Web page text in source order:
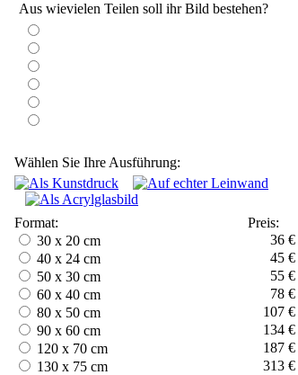
Aus wievielen Teilen soll ihr Bild bestehen?
Wählen Sie Ihre Ausführung:
Format:
Preis:
30 x 20 cm
36 €
40 x 24 cm
45 €
50 x 30 cm
55 €
60 x 40 cm
78 €
80 x 50 cm
107 €
90 x 60 cm
134 €
120 x 70 cm
187 €
130 x 75 cm
313 €